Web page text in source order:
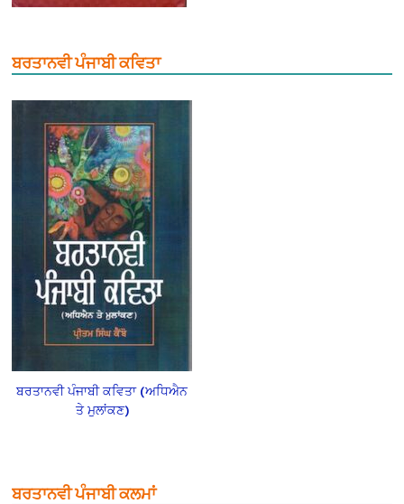
ਬਰਤਾਨਵੀ ਪੰਜਾਬੀ ਕਵਿਤਾ
ਬਰਤਾਨਵੀ ਪੰਜਾਬੀ ਕਵਿਤਾ (ਅਧਿਐਨ
ਤੇ ਮੁਲਾਂਕਣ)
ਬਰਤਾਨਵੀ ਪੰਜਾਬੀ ਕਲਮਾਂ